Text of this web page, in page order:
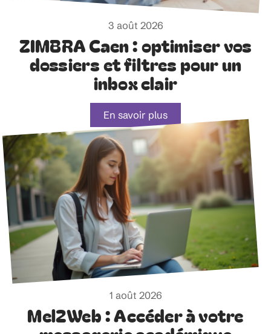
3 août 2026
ZIMBRA Caen : optimiser vos
dossiers et filtres pour un
inbox clair
En savoir plus
1 août 2026
Mel2Web : Accéder à votre